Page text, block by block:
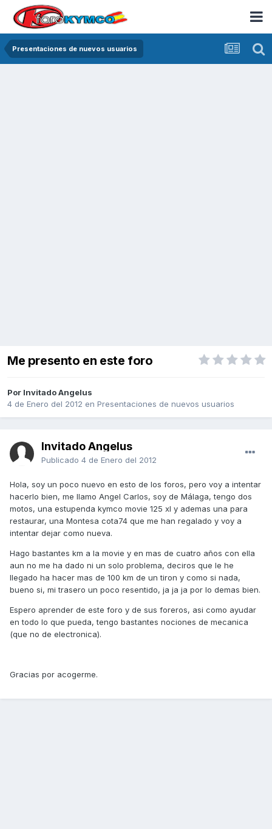
Presentaciones de nuevos usuarios
Me presento en este foro
Por Invitado Angelus
4 de Enero del 2012 en Presentaciones de nuevos usuarios
Invitado Angelus
Publicado 4 de Enero del 2012
Hola, soy un poco nuevo en esto de los foros, pero voy a intentar
hacerlo bien, me llamo Angel Carlos, soy de Málaga, tengo dos
motos, una estupenda kymco movie 125 xl y ademas una para
restaurar, una Montesa cota74 que me han regalado y voy a
intentar dejar como nueva.
Hago bastantes km a la movie y en mas de cuatro años con ella
aun no me ha dado ni un solo problema, deciros que le he
llegado ha hacer mas de 100 km de un tiron y como si nada,
bueno si, mi trasero un poco resentido, ja ja ja por lo demas bien.
Espero aprender de este foro y de sus foreros, asi como ayudar
en todo lo que pueda, tengo bastantes nociones de mecanica
(que no de electronica).
Gracias por acogerme.